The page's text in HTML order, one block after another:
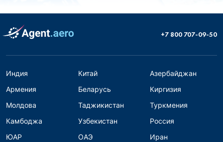
+7 800 707-09-50
Индия Китай
Азербайджан
Армения
Беларусь
Киргизия
Молдова
Таджикистан
Туркмения
Камбоджа
Узбекистан
Россия
ЮАР
ОАЭ
Иран